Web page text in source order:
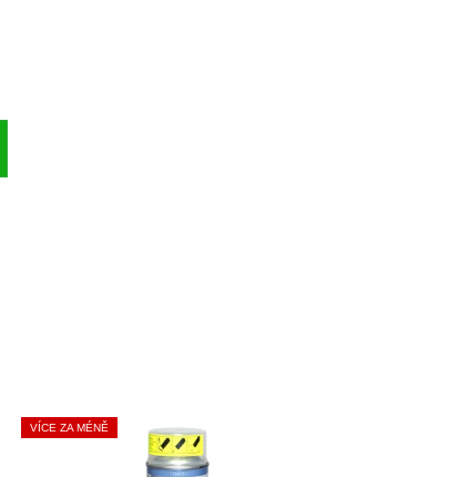
VÍCE ZA MÉNĚ